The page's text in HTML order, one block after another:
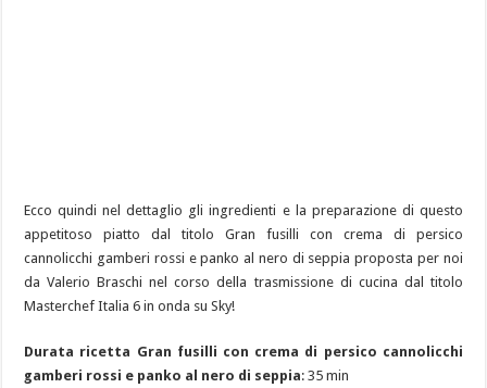
Ecco quindi nel dettaglio gli ingredienti e la preparazione di questo
appetitoso piatto dal titolo Gran fusilli con crema di persico
cannolicchi gamberi rossi e panko al nero di seppia proposta per noi
da Valerio Braschi nel corso della trasmissione di cucina dal titolo
Masterchef Italia 6 in onda su Sky!
Durata ricetta Gran fusilli con crema di persico cannolicchi
gamberi rossi e panko al nero di seppia: 35 min